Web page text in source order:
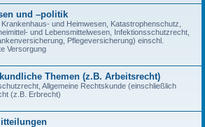
und –politik
und Heimwesen, Katastrophenschutz,
und Lebensmittelwesen, Infektionsschutzrecht,
Pflegeversicherung) einschl.
Versorgung
Themen (z.B. Arbeitsrecht)
Allgemeine Rechtskunde (einschließlich
(z.B. Erbrecht)